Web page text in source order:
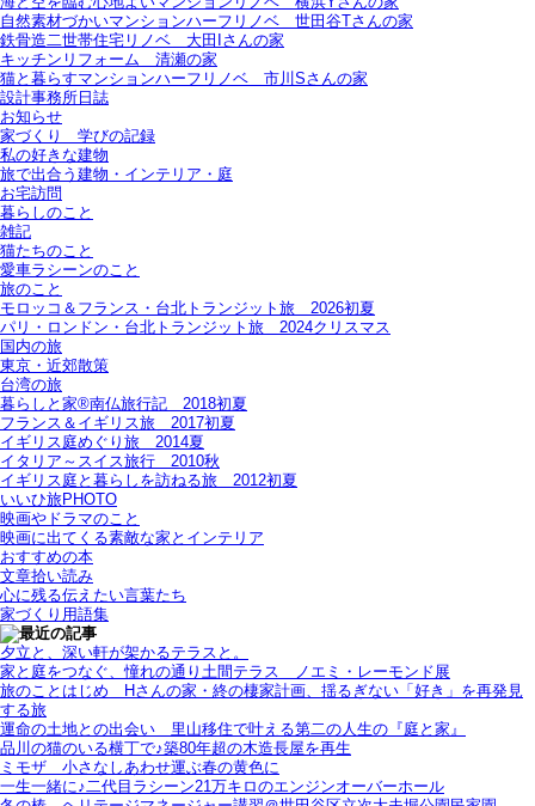
自然素材づかいマンションハーフリノベ＿世田谷Tさんの家
鉄骨造二世帯住宅リノベ＿大田Iさんの家
キッチンリフォーム＿清瀬の家
猫と暮らすマンションハーフリノベ＿市川Sさんの家
設計事務所日誌
お知らせ
家づくり 学びの記録
私の好きな建物
旅で出合う建物・インテリア・庭
お宅訪問
暮らしのこと
雑記
猫たちのこと
愛車ラシーンのこと
旅のこと
モロッコ＆フランス・台北トランジット旅＿2026初夏
パリ・ロンドン・台北トランジット旅＿2024クリスマス
国内の旅
東京・近郊散策
台湾の旅
暮らしと家®南仏旅行記＿2018初夏
フランス＆イギリス旅＿2017初夏
イギリス庭めぐり旅＿2014夏
イタリア～スイス旅行 2010秋
イギリス庭と暮らしを訪ねる旅＿2012初夏
いいひ旅PHOTO
映画やドラマのこと
映画に出てくる素敵な家とインテリア
おすすめの本
文章拾い読み
心に残る伝えたい言葉たち
家づくり用語集
夕立と、深い軒が架かるテラスと。
家と庭をつなぐ、憧れの通り土間テラス＿ノエミ・レーモンド展
旅のことはじめ＿Hさんの家・終の棲家計画、揺るぎない「好き」を再発見
する旅
運命の土地との出会い＿里山移住で叶える第二の人生の『庭と家』
品川の猫のいる横丁で♪築80年超の木造長屋を再生
ミモザ＿小さなしあわせ運ぶ春の黄色に
一生一緒に♪二代目ラシーン21万キロのエンジンオーバーホール